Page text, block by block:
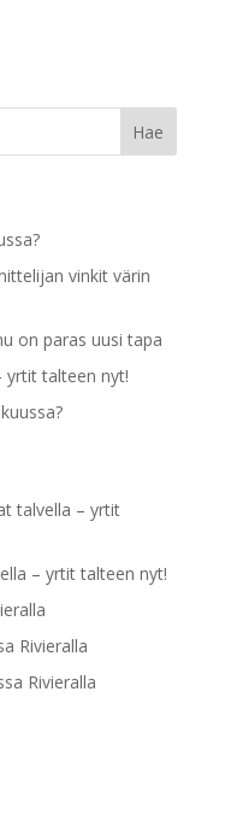
vinkit värin
on paras uusi tapa
yrtit talteen nyt!
talvella – yrtit
– yrtit talteen nyt!
Rivieralla
Rivieralla